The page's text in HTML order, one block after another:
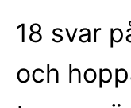
18 svar
och